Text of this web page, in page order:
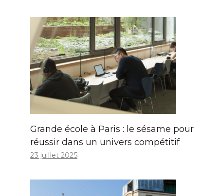
Grande école à Paris : le sésame pour
réussir dans un univers compétitif
23 juillet 2025